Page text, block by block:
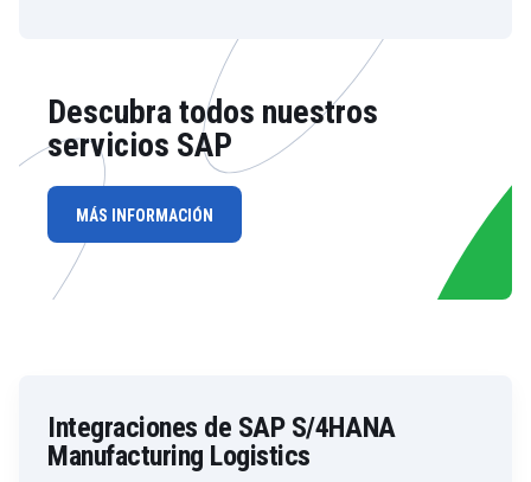
Descubra todos nuestros
servicios SAP
MÁS INFORMACIÓN
Integraciones de SAP S/4HANA
Manufacturing Logistics